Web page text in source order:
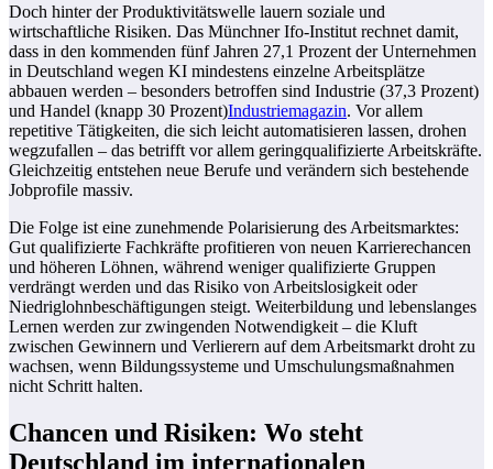
Doch hinter der Produktivitätswelle lauern soziale und
wirtschaftliche Risiken. Das Münchner Ifo-Institut rechnet damit,
dass in den kommenden fünf Jahren 27,1 Prozent der Unternehmen
in Deutschland wegen KI mindestens einzelne Arbeitsplätze
abbauen werden – besonders betroffen sind Industrie (37,3 Prozent)
und Handel (knapp 30 Prozent)Industriemagazin. Vor allem
repetitive Tätigkeiten, die sich leicht automatisieren lassen, drohen
wegzufallen – das betrifft vor allem geringqualifizierte Arbeitskräfte.
Gleichzeitig entstehen neue Berufe und verändern sich bestehende
Jobprofile massiv.
Die Folge ist eine zunehmende Polarisierung des Arbeitsmarktes:
Gut qualifizierte Fachkräfte profitieren von neuen Karrierechancen
und höheren Löhnen, während weniger qualifizierte Gruppen
verdrängt werden und das Risiko von Arbeitslosigkeit oder
Niedriglohnbeschäftigungen steigt. Weiterbildung und lebenslanges
Lernen werden zur zwingenden Notwendigkeit – die Kluft
zwischen Gewinnern und Verlierern auf dem Arbeitsmarkt droht zu
wachsen, wenn Bildungssysteme und Umschulungsmaßnahmen
nicht Schritt halten.
Chancen und Risiken: Wo steht
Deutschland im internationalen